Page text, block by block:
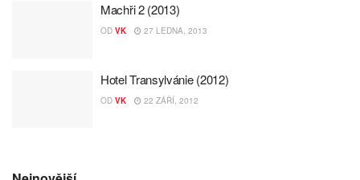
Machři 2 (2013)
OD VK 27 LEDNA, 2013
Hotel Transylvánie (2012)
OD VK 22 ZÁŘÍ, 2012